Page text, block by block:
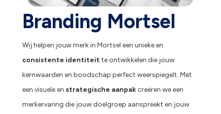
Branding Mortsel
Wij helpen jouw merk in Mortsel een unieke en
consistente identiteitte ontwikkelen die jouw
kernwaarden en boodschap perfect weerspiegelt. Met
een visuele en strategische aanpakcreëren we een
merkervaring die jouw doelgroep aanspreekt en jouw